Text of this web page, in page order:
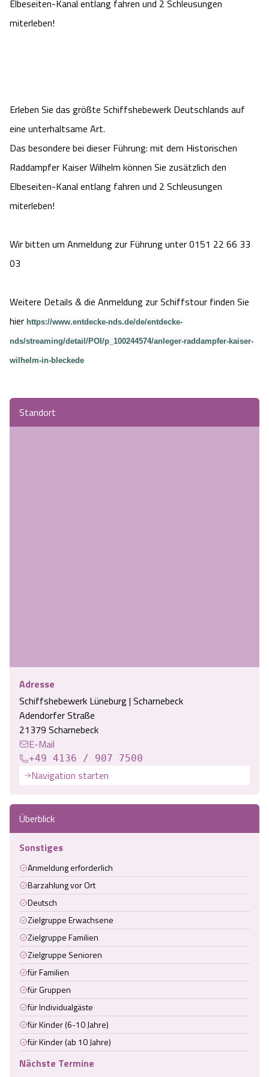
Last Minute
Anreise
Kataloge
Kontakt
HeideSpezialitäten
Unterkünfte
Landschaftsführungen
Snow World Bispingen
Ralf Schumacher Kart & Bowl
Adventure District Bispingen
Ausflugsziele
Veranstaltungen & Führungen Celle
Elbeseiten-Kanal entlang fahren und 2 Schleusungen
miterleben!
Erleben Sie das größte Schiffshebewerk Deutschlands auf
eine unterhaltsame Art.
Das besondere bei dieser Führung: mit dem Historischen
Raddampfer Kaiser Wilhelm können Sie zusätzlich den
Elbeseiten-Kanal entlang fahren und 2 Schleusungen
miterleben!
Wir bitten um Anmeldung zur Führung unter 0151 22 66 33
03
Weitere Details & die Anmeldung zur Schiffstour finden Sie
hier https://www.entdecke-nds.de/de/entdecke-
nds/streaming/detail/POI/p_100244574/anleger-raddampfer-kaiser-
wilhelm-in-bleckede
Standort
Adresse
Schiffshebewerk Lüneburg | Scharnebeck
Adendorfer Straße
21379 Scharnebeck
E-Mail
+49 4136 / 907 7500
Navigation starten
Überblick
Sonstiges
Anmeldung erforderlich
Barzahlung vor Ort
Deutsch
Zielgruppe Erwachsene
Zielgruppe Familien
Zielgruppe Senioren
für Familien
für Gruppen
für Individualgäste
für Kinder (6-10 Jahre)
für Kinder (ab 10 Jahre)
Nächste Termine